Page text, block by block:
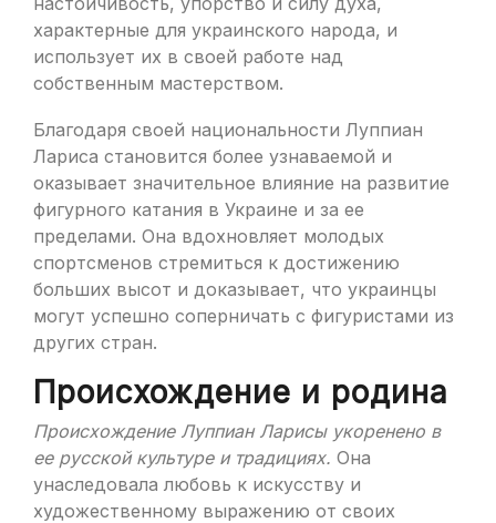
характерные для украинского народа, и
использует их в своей работе над
собственным мастерством.
Благодаря своей национальности Луппиан
Лариса становится более узнаваемой и
оказывает значительное влияние на развитие
фигурного катания в Украине и за ее
пределами. Она вдохновляет молодых
спортсменов стремиться к достижению
больших высот и доказывает, что украинцы
могут успешно соперничать с фигуристами из
других стран.
Происхождение и родина
Происхождение Луппиан Ларисы укоренено в
ее русской культуре и традициях. Она
унаследовала любовь к искусству и
художественному выражению от своих